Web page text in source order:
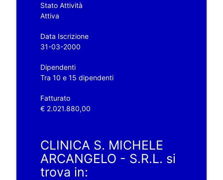
Stato Attività
Attiva
Data Iscrizione
31-03-2000
Dipendenti
Tra 10 e 15 dipendenti
Fatturato
€ 2.021.880,00
CLINICA S. MICHELE
ARCANGELO - S.R.L. si
trova in: